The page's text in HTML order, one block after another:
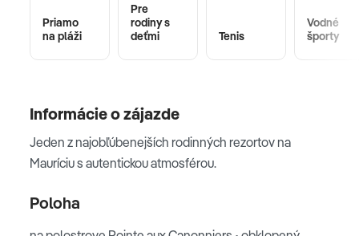
Priamo
na pláži
Pre
rodiny s
deťmi
Tenis
Vodné
športy
Informácie o zájazde
Jeden z najobľúbenejších rodinných rezortov na
Mauríciu s autentickou atmosférou.
Poloha